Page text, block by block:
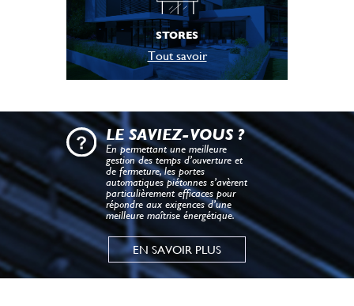
STORES
Tout savoir
LE SAVIEZ-VOUS ?
En permettant une meilleure
gestion des temps d’ouverture et
de fermeture, les portes
automatiques piétonnes s’avèrent
particulièrement efficaces pour
répondre aux exigences d’une
meilleure maîtrise énergétique.
EN SAVOIR PLUS